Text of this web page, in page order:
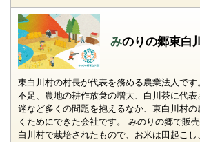
みのりの郷東白川
東白川村の村長が代表を務める農業法人で
不足、農地の耕作放棄の増大、白川茶に代
迷など多くの問題を抱えるなか、東白川村
くためにできた会社です。 みのりの郷で販
白川村で栽培されたもので、お米は田起こ